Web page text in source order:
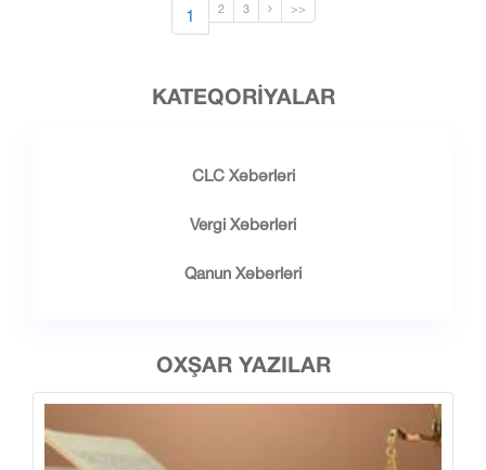
1 2 3 >>
KATEQORIYALAR
CLC Xəbərləri
Vergi Xəbərləri
Qanun Xəbərləri
OXŞAR YAZILAR